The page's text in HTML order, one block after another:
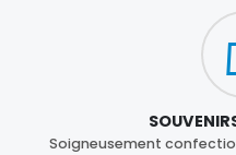
Soigneusement